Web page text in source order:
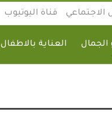
الاجتماعي قناة اليوتيوب
الجمال العناية بالاطفال